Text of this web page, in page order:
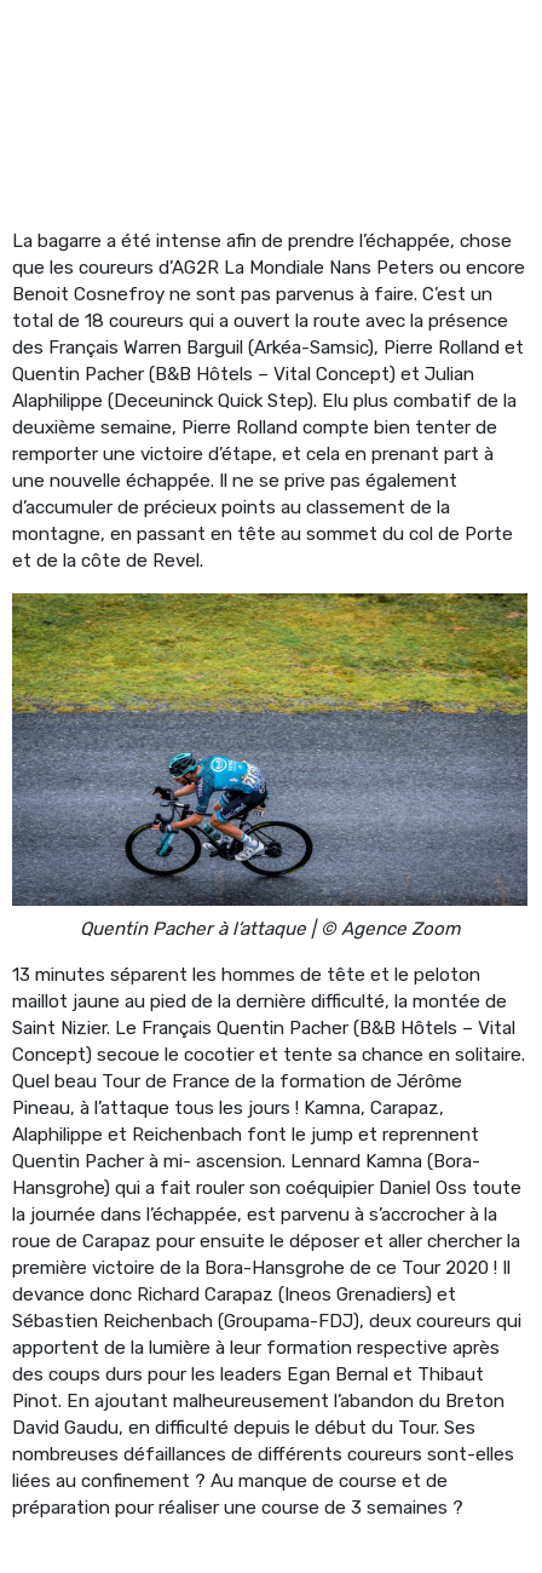
La bagarre a été intense afin de prendre l’échappée, chose
que les coureurs d’AG2R La Mondiale Nans Peters ou encore
Benoit Cosnefroy ne sont pas parvenus à faire. C’est un
total de 18 coureurs qui a ouvert la route avec la présence
des Français Warren Barguil (Arkéa-Samsic), Pierre Rolland et
Quentin Pacher (B&B Hôtels – Vital Concept) et Julian
Alaphilippe (Deceuninck Quick Step). Elu plus combatif de la
deuxième semaine, Pierre Rolland compte bien tenter de
remporter une victoire d’étape, et cela en prenant part à
une nouvelle échappée. Il ne se prive pas également
d’accumuler de précieux points au classement de la
montagne, en passant en tête au sommet du col de Porte
et de la côte de Revel.
Quentin Pacher à l’attaque | © Agence Zoom
13 minutes séparent les hommes de tête et le peloton
maillot jaune au pied de la dernière difficulté, la montée de
Saint Nizier. Le Français Quentin Pacher (B&B Hôtels – Vital
Concept) secoue le cocotier et tente sa chance en solitaire.
Quel beau Tour de France de la formation de Jérôme
Pineau, à l’attaque tous les jours ! Kamna, Carapaz,
Alaphilippe et Reichenbach font le jump et reprennent
Quentin Pacher à mi- ascension. Lennard Kamna (Bora-
Hansgrohe) qui a fait rouler son coéquipier Daniel Oss toute
la journée dans l’échappée, est parvenu à s’accrocher à la
roue de Carapaz pour ensuite le déposer et aller chercher la
première victoire de la Bora-Hansgrohe de ce Tour 2020 ! Il
devance donc Richard Carapaz (Ineos Grenadiers) et
Sébastien Reichenbach (Groupama-FDJ), deux coureurs qui
apportent de la lumière à leur formation respective après
des coups durs pour les leaders Egan Bernal et Thibaut
Pinot. En ajoutant malheureusement l’abandon du Breton
David Gaudu, en difficulté depuis le début du Tour. Ses
nombreuses défaillances de différents coureurs sont-elles
liées au confinement ? Au manque de course et de
préparation pour réaliser une course de 3 semaines ?